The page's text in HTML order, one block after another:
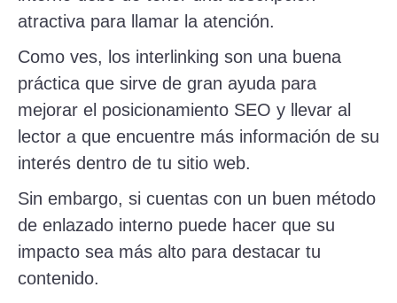
atractiva para llamar la atención.
Como ves, los interlinking son una buena
práctica que sirve de gran ayuda para
mejorar el posicionamiento SEO y llevar al
lector a que encuentre más información de su
interés dentro de tu sitio web.
Sin embargo, si cuentas con un buen método
de enlazado interno puede hacer que su
impacto sea más alto para destacar tu
contenido.